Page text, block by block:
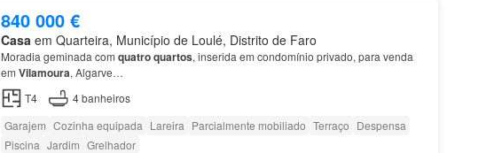
840 000 €
Casa em Quarteira, Município de Loulé, Distrito de Faro
Moradia geminada com quatro quartos, inserida em condomínio privado, para venda
em Vilamoura, Algarve…
T4
4banheiros
Garajem Cozinha equipada Lareira Parcialmente mobiliado Terraço Despensa
Piscina Jardim Grelhador